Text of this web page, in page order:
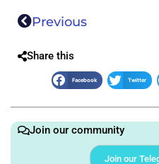
Previous
Share this
Facebook Twitter
Join our community
Join our